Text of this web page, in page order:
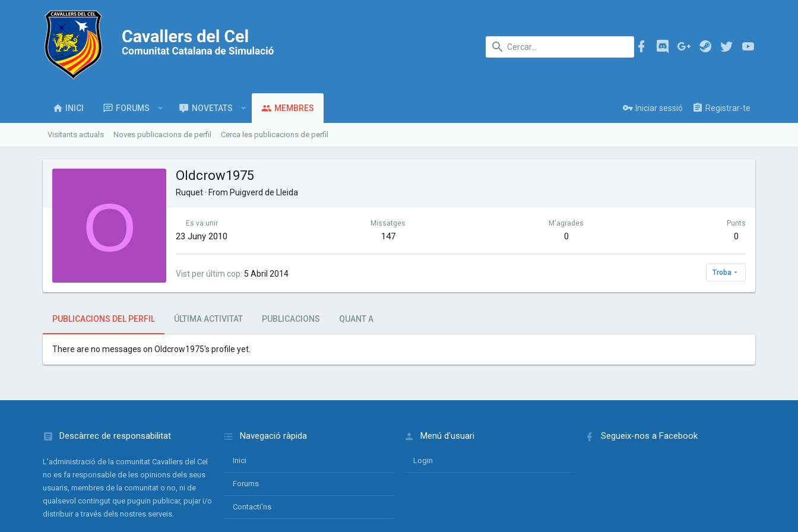
INICI FORUMS NOVETATS MEMBRES Iniciar sessió Registrar-te
Visitants actuals Noves publicacions de perfil Cerca les publicacions de perfil
O
Oldcrow1975
Ruquet· From Puigverd de Lleida
Es va unir
23 Juny 2010
Missatges
147
M'agrades
0
Punts
0
Vist per últim cop 5 Abril 2014 Troba
PUBLICACIONS DEL PERFIL ÚLTIMA ACTIVITAT PUBLICACIONS QUANT A
There are no messages on Oldcrow1975's profile yet.
Descàrrec de responsabilitat
L'administració de la comunitat Cavallers del Cel
no es fa responsable de les opinions dels seus
usuaris, membres de la comunitat o no, ni de
qualsevol contingut que puguin publicar, pujar i/o
distribuir a través dels nostres serveis.
Navegació ràpida
Inici
Forums
Contacti'ns
Menú d'usuari
Login
Segueix-nos a Facebook